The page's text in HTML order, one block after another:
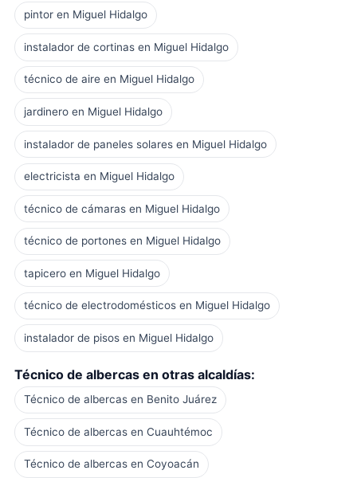
pintor en Miguel Hidalgo
instalador de cortinas en Miguel Hidalgo
técnico de aire en Miguel Hidalgo
jardinero en Miguel Hidalgo
instalador de paneles solares en Miguel Hidalgo
electricista en Miguel Hidalgo
técnico de cámaras en Miguel Hidalgo
técnico de portones en Miguel Hidalgo
tapicero en Miguel Hidalgo
técnico de electrodomésticos en Miguel Hidalgo
instalador de pisos en Miguel Hidalgo
Técnico de albercas en otras alcaldías:
Técnico de albercas en Benito Juárez
Técnico de albercas en Cuauhtémoc
Técnico de albercas en Coyoacán